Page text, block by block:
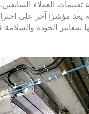
تقييمات العملاء
يعد مؤشرًا آخر على
بمعايير الجودة